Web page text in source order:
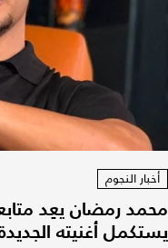
أخبار النجوم
محمد رمضان يعِد
يستكمل أغنيته